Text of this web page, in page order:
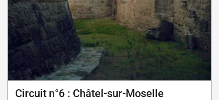
Circuit n°6 : Châtel-sur-Moselle